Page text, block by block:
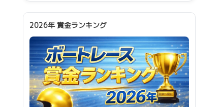
2026年 賞金ランキング